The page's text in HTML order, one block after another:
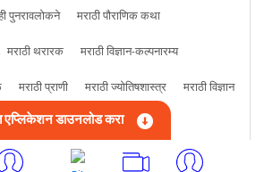
पुनरावलोकने
मराठी पौराणिक कथा
मराठी थरारक
मराठी विज्ञान-कल्पनारम्य
मराठी प्राणी मराठी ज्योतिषशास्त्र
मराठी विज्ञान
कथा डाउनलोड करा